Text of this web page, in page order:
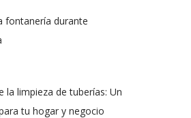
fontanería durante
la limpieza de tuberías: Un
tu hogar y negocio